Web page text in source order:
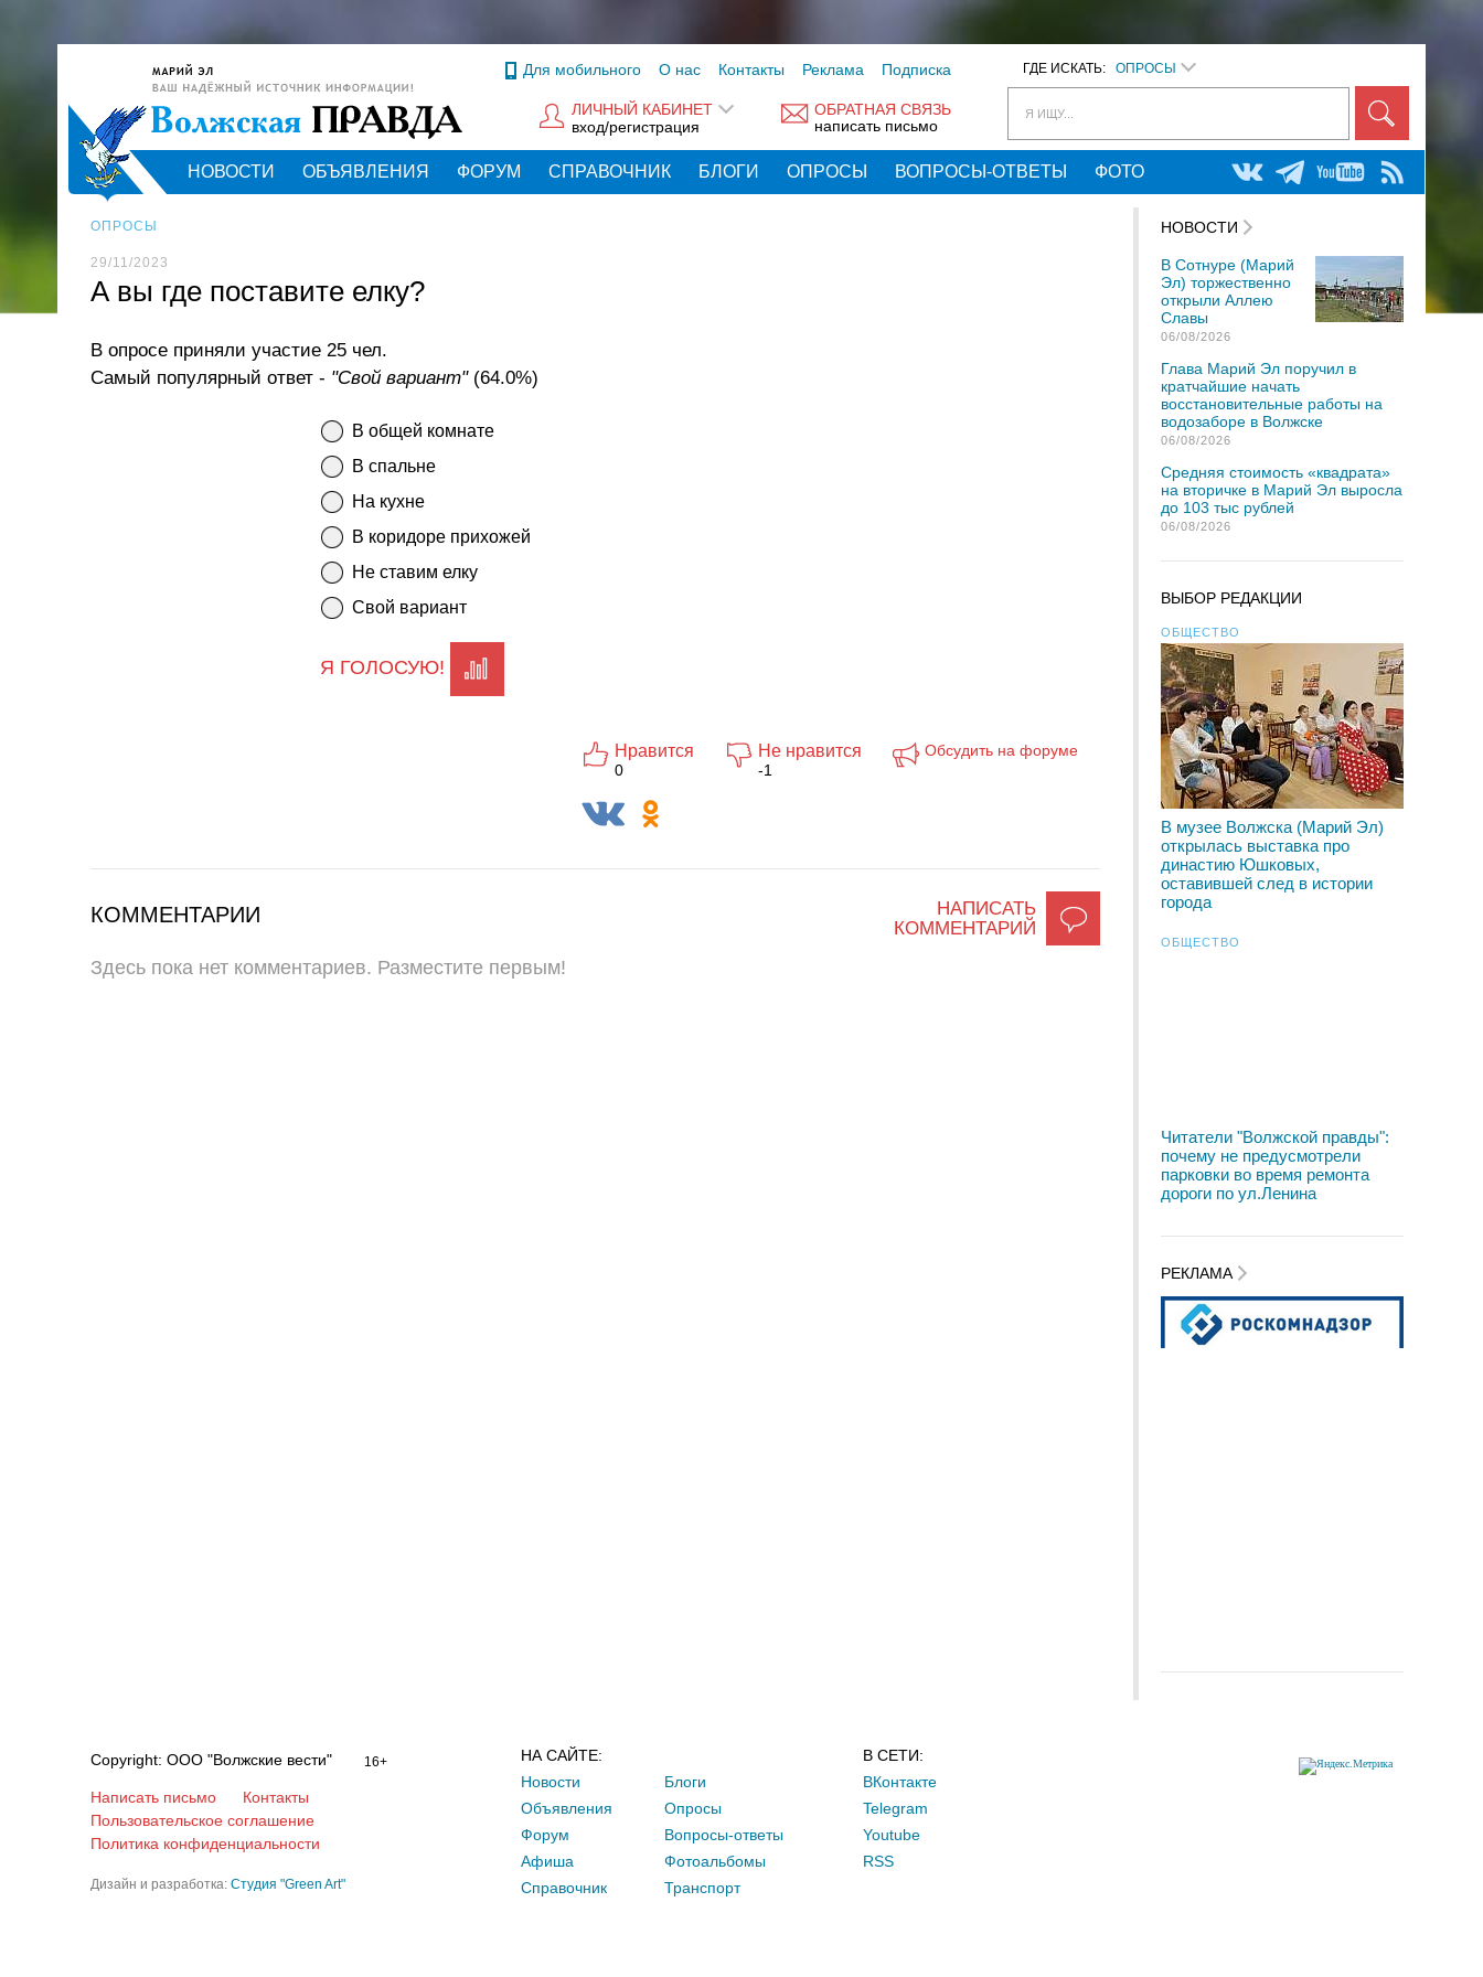
ГДЕ ИСКАТЬ: ОПРОСЫ
Я ИЩУ...
Для мобильного О нас Контакты Реклама Подписка
ОБРАТНАЯ СВЯЗЬ
написать письмо
ЛИЧНЫЙ КАБИНЕТ
вход/регистрация
НОВОСТИ ОБЪЯВЛЕНИЯ ФОРУМ СПРАВОЧНИК БЛОГИ ОПРОСЫ ВОПРОСЫ-ОТВЕТЫ ФОТО
ОПРОСЫ
29/11/2023
А вы где поставите елку?
В опросе приняли участие 25 чел.
Самый популярный ответ - "Свой вариант"(64.0%)
В общей комнате
В спальне
На кухне
В коридоре прихожей
Не ставим елку
Свой вариант
Я ГОЛОСУЮ!
Нравится
0
Не нравится
-1
Обсудить на форуме
НАПИСАТЬ
КОММЕНТАРИЙ
КОММЕНТАРИИ
Здесь пока нет комментариев. Разместите первым!
НОВОСТИ
В Сотнуре (Марий
Эл) торжественно
открыли Аллею
Славы
06/08/2026
Глава Марий Эл поручил в
кратчайшие начать
восстановительные работы на
водозаборе в Волжске
06/08/2026
Средняя стоимость «квадрата»
на вторичке в Марий Эл выросла
до 103 тыс рублей
06/08/2026
ВЫБОР РЕДАКЦИИ
ОБЩЕСТВО
В музее Волжска (Марий Эл)
открылась выставка про
династию Юшковых,
оставившей след в истории
города
ОБЩЕСТВО
Читатели "Волжской правды":
почему не предусмотрели
парковки во время ремонта
дороги по ул.Ленина
РЕКЛАМА
Copyright: ООО "Волжские вести" 16+
Написать письмо
Контакты
Пользовательское соглашение
Политика конфиденциальности
Дизайн и разработка: Студия "Green Art"
НА САЙТЕ:
Новости
Объявления
Форум
Афиша
Справочник
Блоги
Опросы
Вопросы-ответы
Фотоальбомы
Транспорт
В СЕТИ:
ВКонтакте
Telegram
Youtube
RSS